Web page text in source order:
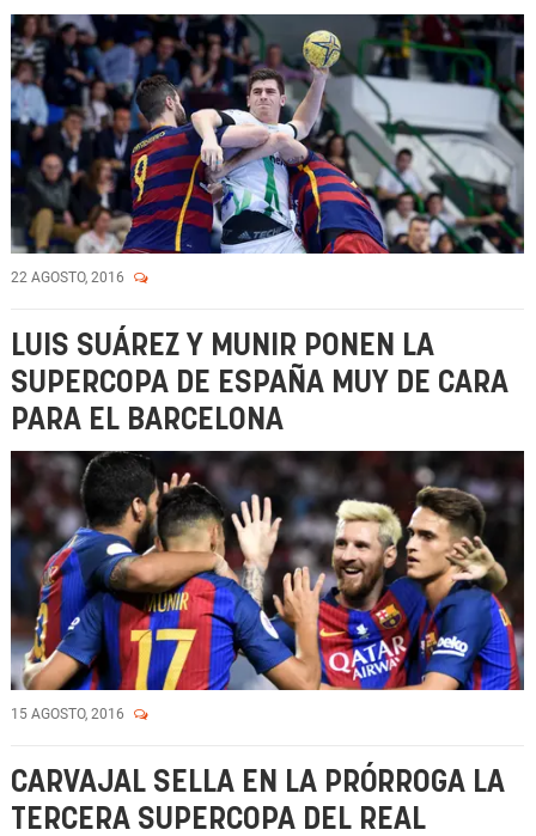
22 AGOSTO, 2016
LUIS SUÁREZ Y MUNIR PONEN LA
SUPERCOPA DE ESPAÑA MUY DE CARA
PARA EL BARCELONA
15 AGOSTO, 2016
CARVAJAL SELLA EN LA PRÓRROGA LA
TERCERA SUPERCOPA DEL REAL